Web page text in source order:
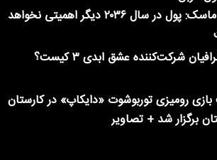
ایلان ماسک: پول در سال ۲۰۳۶ دیگر اهمیتی نخواهد
شرکت‌کننده عشق ابدی ۳ کیست؟
بازی رومیزی توربوشوت «دایکاپ» در کارستان
برگزار شد + تصاویر